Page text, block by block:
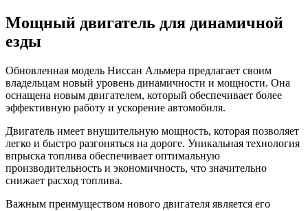
Мощный двигатель для динамичной
езды
Обновленная модель Ниссан Альмера предлагает своим
владельцам новый уровень динамичности и мощности. Она
оснащена новым двигателем, который обеспечивает более
эффективную работу и ускорение автомобиля.
Двигатель имеет внушительную мощность, которая позволяет
легко и быстро разгоняться на дороге. Уникальная технология
впрыска топлива обеспечивает оптимальную
производительность и экономичность, что значительно
снижает расход топлива.
Важным преимуществом нового двигателя является его